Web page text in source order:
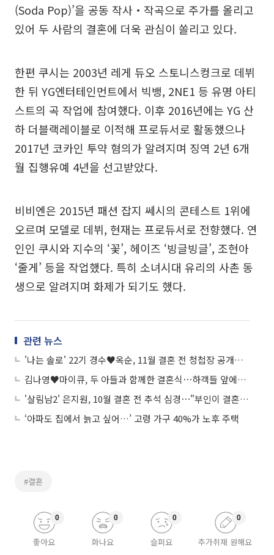
(Soda Pop)’을 공동 작사‧작곡으로 주가를 올리고
있어 두 사람의 결혼에 더욱 관심이 쏠리고 있다.
한편 쿠시는 2003년 레게 듀오 스토니스컹크로 데뷔
한 뒤 YG엔터테인먼트에서 빅뱅, 2NE1 등 유명 아티
스트의 곡 작업에 참여했다. 이후 2016년에는 YG 산
하 더블랙레이블로 이적해 프로듀서로 활동했으나
2017년 코카인 투약 혐의가 알려지며 징역 2년 6개
월 집행유예 4년을 선고받았다.
비비엔은 2015년 패션 잡지 쎄시의 콘테스트 1위에
오르며 모델로 데뷔, 현재는 프로듀서로 전향했다. 연
인인 쿠시와 지수의 ‘꽃’, 헤이즈 ‘빙글빙글’, 조현아
‘줄게’ 등을 작업했다. 특히 소녀시대 유리의 사촌 동
생으로 알려지며 화제가 되기도 했다.
관련 뉴스
'나는 솔로' 22기 경수♥옥순, 11월 결혼 전 청첩장 공개⋯"준비 중 파혼 위기, 마음가짐 달라져"
김나영♥마이큐, 두 아들과 함께한 결혼식⋯하객들 앞에서 약속의 입맞춤
'살림남2' 은지원, 10월 결혼 전 추석 심경⋯"부인이 결혼식에 와주길"
‘아파도 집에서 늙고 싶어…’ 고령 가구 40%가 노후 주택
#결혼
좋아요
0
화나요
0
슬퍼요
0
추가취재 원해요
0